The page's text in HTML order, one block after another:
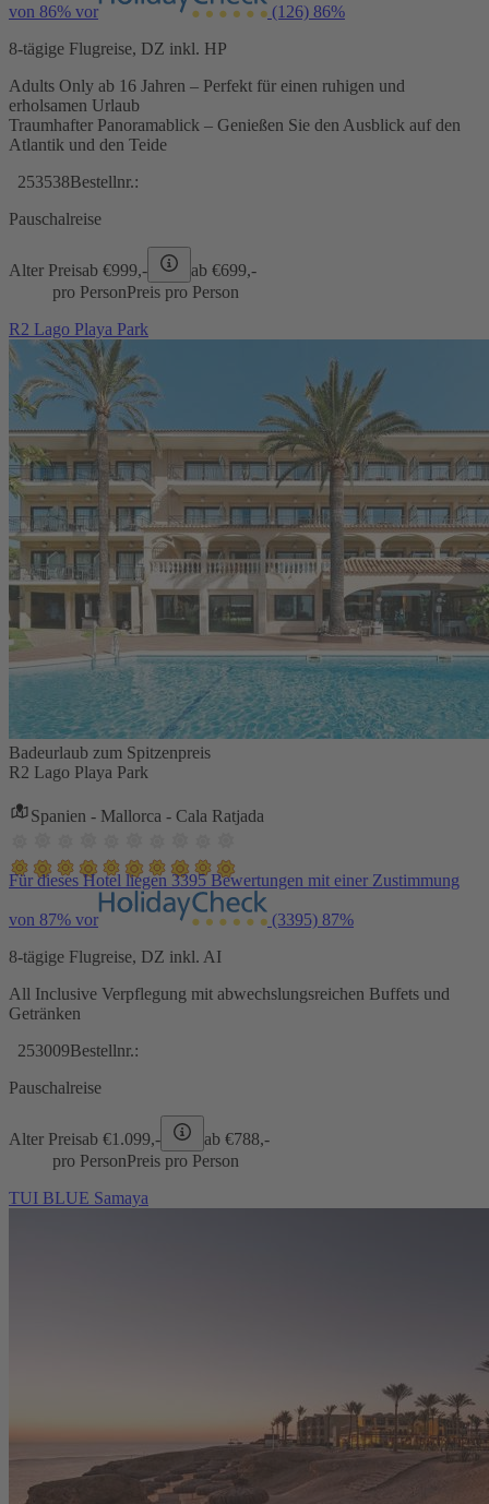
von 86% vor (126) 86%
8-tägige Flugreise, DZ inkl. HP
Adults Only ab 16 Jahren – Perfekt für einen ruhigen und
erholsamen Urlaub
Traumhafter Panoramablick – Genießen Sie den Ausblick auf den
Atlantik und den Teide
253538Bestellnr.:
Pauschalreise
Alter Preisab €999,- ab €699,-
pro PersonPreis pro Person
R2 Lago Playa Park
Badeurlaub zum Spitzenpreis
R2 Lago Playa Park
Spanien - Mallorca - Cala Ratjada
Für dieses Hotel liegen 3395 Bewertungen mit einer Zustimmung
von 87% vor (3395) 87%
8-tägige Flugreise, DZ inkl. AI
All Inclusive Verpflegung mit abwechslungsreichen Buffets und
Getränken
253009Bestellnr.:
Pauschalreise
Alter Preisab €1.099,- ab €788,-
pro PersonPreis pro Person
TUI BLUE Samaya